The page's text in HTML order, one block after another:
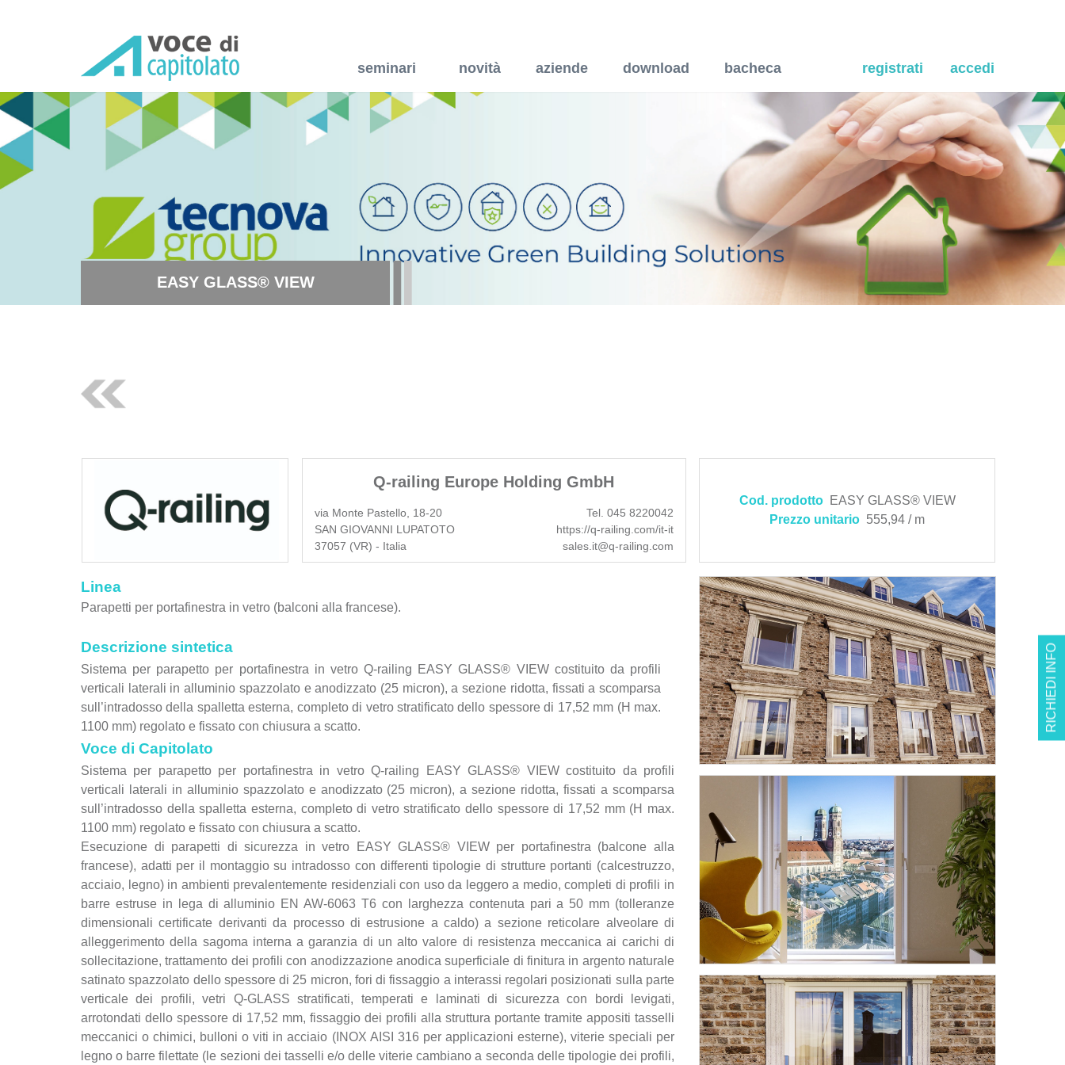
seminari novità aziende download bacheca registrati accedi
RICHIEDI INFO
EASY GLASS® VIEW
Q-railing Europe Holding GmbH
via Monte Pastello, 18-20
SAN GIOVANNI LUPATOTO
37057 (VR) - Italia
Tel. 045 8220042
https://q-railing.com/it-it
sales.it@q-railing.com
Cod. prodottoEASY GLASS® VIEW
Prezzo unitario 555,94 / m
Linea
Parapetti per portafinestra in vetro (balconi alla francese).
Descrizione sintetica
Sistema per parapetto per portafinestra in vetro Q-railing EASY GLASS® VIEW costituito da profili
verticali laterali in alluminio spazzolato e anodizzato (25 micron), a sezione ridotta, fissati a scomparsa
sull’intradosso della spalletta esterna, completo di vetro stratificato dello spessore di 17,52 mm (H max.
1100 mm) regolato e fissato con chiusura a scatto.
Voce di Capitolato
Sistema per parapetto per portafinestra in vetro Q-railing EASY GLASS® VIEW costituito da profili
verticali laterali in alluminio spazzolato e anodizzato (25 micron), a sezione ridotta, fissati a scomparsa
sull’intradosso della spalletta esterna, completo di vetro stratificato dello spessore di 17,52 mm (H max.
1100 mm) regolato e fissato con chiusura a scatto.
Esecuzione di parapetti di sicurezza in vetro EASY GLASS® VIEW per portafinestra (balcone alla
francese), adatti per il montaggio su intradosso con differenti tipologie di strutture portanti (calcestruzzo,
acciaio, legno) in ambienti prevalentemente residenziali con uso da leggero a medio, completi di profili in
barre estruse in lega di alluminio EN AW-6063 T6 con larghezza contenuta pari a 50 mm (tolleranze
dimensionali certificate derivanti da processo di estrusione a caldo) a sezione reticolare alveolare di
alleggerimento della sagoma interna a garanzia di un alto valore di resistenza meccanica ai carichi di
sollecitazione, trattamento dei profili con anodizzazione anodica superficiale di finitura in argento naturale
satinato spazzolato dello spessore di 25 micron, fori di fissaggio a interassi regolari posizionati sulla parte
verticale dei profili, vetri Q-GLASS stratificati, temperati e laminati di sicurezza con bordi levigati,
arrotondati dello spessore di 17,52 mm, fissaggio dei profili alla struttura portante tramite appositi tasselli
meccanici o chimici, bulloni o viti in acciaio (INOX AISI 316 per applicazioni esterne), viterie speciali per
legno o barre filettate (le sezioni dei tasselli e/o delle viterie cambiano a seconda delle tipologie dei profili,